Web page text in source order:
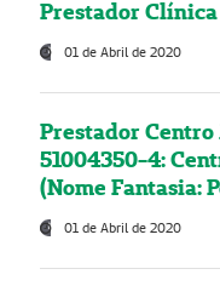
Prestador
01 de Abril de 2020
Prestador
51004350-4:
(Nome Fantasia:
01 de Abril de 2020